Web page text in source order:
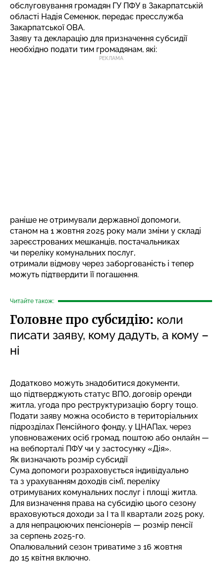
обслуговування громадян ГУ ПФУ в Закарпатській
області Надія Семенюк, передає пресслужба
Закарпатської ОВА.
Заяву та декларацію для призначення субсидії
необхідно подати тим громадянам, які:
РЕКЛАМА
раніше не отримували державної допомоги,
станом на 1 жовтня 2025 року мали зміни у складі
зареєстрованих мешканців, постачальниках
чи переліку комунальних послуг,
отримали відмову через заборгованість і тепер
можуть підтвердити її погашення.
Читайте також:
Головне про субсидію: коли
писати заяву, кому дадуть, а кому –
ні
Додатково можуть знадобитися документи,
що підтверджують статус ВПО, договір оренди
житла, угода про реструктуризацію боргу тощо.
Подати заяву можна особисто в територіальних
підрозділах Пенсійного фонду, у ЦНАПах, через
уповноважених осіб громад, поштою або онлайн —
на вебпорталі ПФУ чи у застосунку «Дія».
Як визначають розмір субсидії
Сума допомоги розраховується індивідуально
та з урахуванням доходів сім’ї, переліку
отримуваних комунальних послуг і площі житла.
Для визначення права на субсидію цього сезону
враховуються доходи за I та II квартали 2025 року,
а для непрацюючих пенсіонерів — розмір пенсії
за серпень 2025-го.
Опалювальний сезон триватиме з 16 жовтня
до 15 квітня включно.